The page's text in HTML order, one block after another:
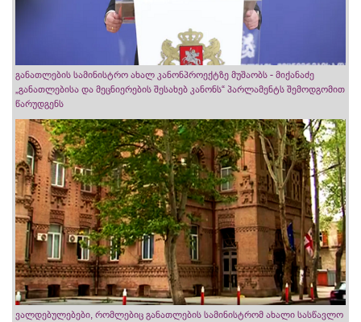
განათლების სამინისტრო ახალ კანონპროექტზე მუშაობს - მიქანაძე
„განათლებისა და მეცნიერების შესახებ კანონს“ პარლამენტს შემოდგომით
წარუდგენს
ვალდებულებები, რომლებიც განათლების სამინისტრომ ახალი სასწავლო